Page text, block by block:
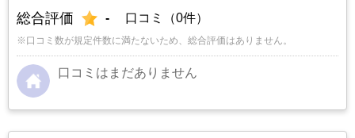
総合評価 - 口コミ（0件）
※口コミ数が規定件数に満たないため、総合評価はありません。
口コミはまだありません